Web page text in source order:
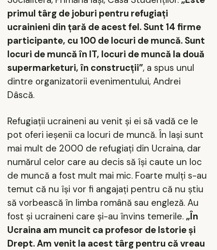
primul târg de joburi pentru refugiați
ucrainieni din țară de acest fel. Sunt 14 firme
participante, cu 100 de locuri de muncă. Sunt
locuri de muncă în IT, locuri de muncă la două
supermarketuri, în construcții”, a spus unul
dintre organizatorii evenimentului, Andrei
Dâscă.
Refugiaţii ucraineni au venit şi ei să vadă ce le
pot oferi ieşenii ca locuri de muncă. În Iaşi sunt
mai mult de 2000 de refugiaţi din Ucraina, dar
numărul celor care au decis să îşi caute un loc
de muncă a fost mult mai mic. Foarte mulţi s-au
temut că nu îşi vor fi angajaţi pentru că nu ştiu
să vorbească în limba română sau engleză. Au
fost şi ucraineni care şi-au învins temerile. „În
Ucraina am muncit ca profesor de Istorie şi
Drept. Am venit la acest târg pentru că vreau